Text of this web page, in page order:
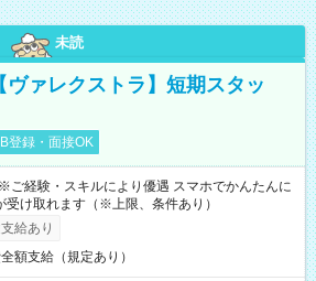
未読
ァレクストラ】短期スタッ
登録・面接OK
経験・スキルにより優遇 スマホでかんたんに
受け取れます（※上限、条件あり）
給あり
額支給（規定あり）